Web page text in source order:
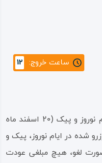
ساعت خروج: 12
ایام پیک: در صورت کنسلی در ایام نوروز و پیک (20 اسفند ماه
رزرو شده در ایام نوروز، پیک و
لغو، هیچ مبلغی عودت